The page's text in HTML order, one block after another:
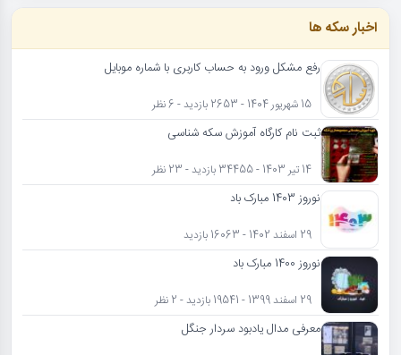
اخبار سکه ها
رفع مشکل ورود به حساب کاربری با شماره موبایل
15 شهریور 1404 - 2653 بازدید - 6 نظر
ثبت نام کارگاه آموزش سکه شناسی
14 تیر 1403 - 34455 بازدید - 23 نظر
نوروز 1403 مبارک باد
29 اسفند 1402 - 16063 بازدید
نوروز 1400 مبارک باد
29 اسفند 1399 - 19541 بازدید - 2 نظر
معرفی مدال یادبود سردار جنگل